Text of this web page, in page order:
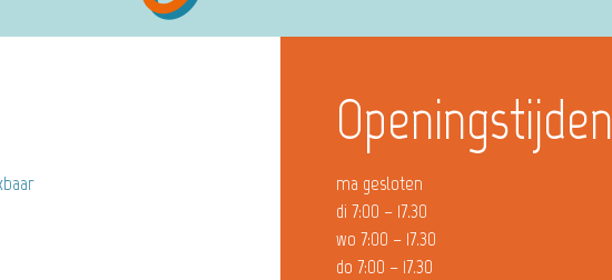
Openingstijden
ma gesloten
di 7:00 – 17.30
wo 7:00 – 17.30
do 7:00 – 17.30